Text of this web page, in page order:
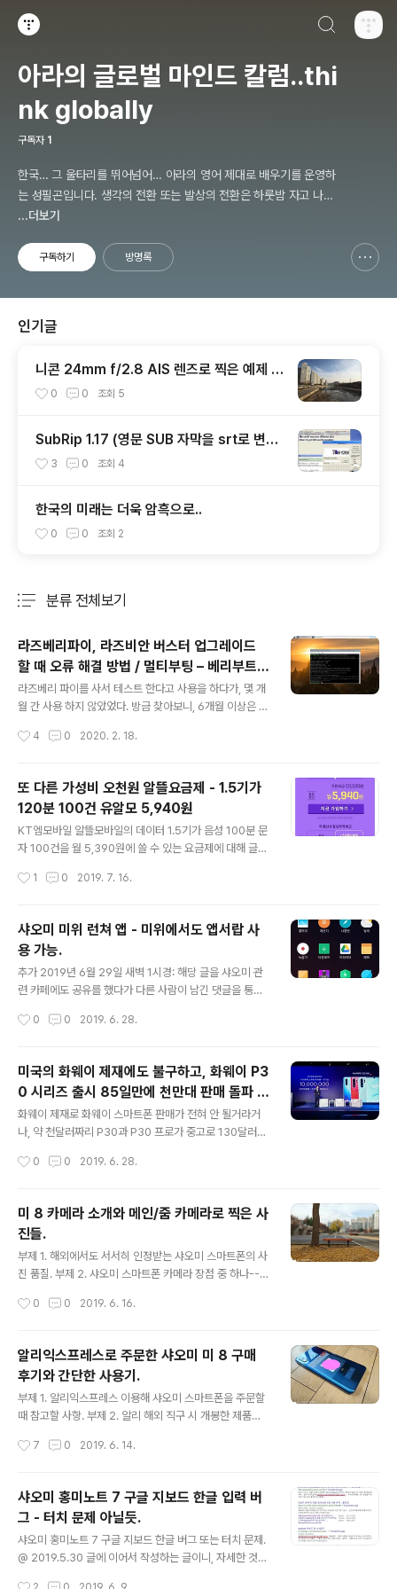
아라의 글로벌 마인드 칼럼..thi
nk globally
구독자 1
한국… 그 울타리를 뛰어넘어… 아라의 영어 제대로 배우기를 운영하
는 성필곤입니다. 생각의 전환 또는 발상의 전환은 하룻밤 자고 나면
이루어지는 것이 아닙니다. 배우고, 공부하고, 연구하고, 고생한 한참
...더보기
구독하기 방명록
인기글
니콘 24mm f/2.8 AIS 렌즈로 찍은 예제 사
진들.
0 0 조회 5
SubRip 1.17 (영문 SUB 자막을 srt로 변
환-OCR이용)
3 0 조회 4
한국의 미래는 더욱 암흑으로..
0 0 조회 2
분류 전체보기
라즈베리파이, 라즈비안 버스터 업그레이드
할 때 오류 해결 방법 / 멀티부팅 – 베리부트
사용 시 업그레이드 문제
라즈베리 파이를 사서 테스트 한다고 사용을 하다가, 몇 개
월 간 사용 하지 않았었다. 방금 찾아보니, 6개월 이상은 된
rry Pi Zero W)이고, 간단히 리뷰를 했었던 글이 있는데,
너무 마음에 드는데... Raspberry Pi Zero W @ 2019.
1.15 글이었다. 그러다가 최근에 사용을 해보려고 찾아보
니, 라즈비안 스트레치 (Raspbian Stretch) 였던 게 업그
레이드가 되어서 버스터(Raspbian Buster)가 라즈베리
파이 공식 홈페이지에 다운로드 페이지에 있는 것을 볼 수
페이지: https://www.r..
4 0 2020. 2. 18.
또 다른 가성비 오천원 알뜰요금제 - 1.5기가
120분 100건 유알모 5,940원
KT엠모바일 알뜰모바일의 데이터 1.5기가 음성 100분 문
자 100건을 월 5,390원에 쓸 수 있는 요금제에 대해 글을
00분 100건을 5,390원에, 가입시 월350MB를 또는 요
작년 말쯤에 글을 썼었지만, 해당 요금제가 나온지는 좀 된
걸로 보이는데, 그 무렵 다른 알뜰모바일 통신사--헬로모
바일과 유플알뜰모바일에서도 비슷한 요금제가 있었지만,
비슷한 가격인데 KT엠모바일보다 문자가 부족하거나, 데
이터가 부족하다보니, KT엠모바일 요금제가 인기가 상당
폰의 듀얼유심을(특히 샤오미 스마트폰) 이용하게 되면, 최
1 0 2019. 7. 16.
샤오미 미위 런쳐 앱 - 미위에서도 앱서랍 사
용 가능.
추가 2019년 6월 29일 새벽 1시경: 해당 글을 샤오미 관
련 카페에도 공유를 했다가 다른 사람이 남긴 댓글을 통해
게 되었다. Miui를 합쳐서 그냥 미위로 편하게 부르다보니,
샤오미의 미위(안드로이드 운영체제로 Miui이며, 미유아
이로 읽어야 정확할 것이다.)는 앱서랍이 없어서 아이폰의 i
OS 같다는 비난을 가장 많이 받아왔다. 미위의 기본 런쳐
는 홈스크린이 있고, 거기에 앱이 설치된다--아래에 보이
볼 수 있다. 왜냐하면, 앱서랍이 없기 때문이다. 기존(??) 안
0 0 2019. 6. 28.
미국의 화웨이 제재에도 불구하고, 화웨이 P3
0 시리즈 출시 85일만에 천만대 판매 돌파 등
등의 소식.
화웨이 제재로 화웨이 스마트폰 판매가 전혀 안 될거라거
나, 약 천달러짜리 P30과 P30 프로가 중고로 130달러라
다. 그리고 근거 없는 예측 또는 예상 기사를 열심히 퍼다
건가라는 생각이 들었다. 해외 스마트폰 관련 사이트에서
는 해당 기사가 핫 토픽으로 올라오는 걸로 보였다. this s
martphone series has now exceeded global shi
pment of 10 million units in just 85 days. Huawei
Central - Huawei shipped over 10 million units o
0 0 2019. 6. 28.
미 8 카메라 소개와 메인/줌 카메라로 찍은 사
진들.
부제 1. 해외에서도 서서히 인정받는 샤오미 스마트폰의 사
진 품질. 부제 2. 샤오미 스마트폰 카메라 장점 중 하나--아
레스로 주문한 샤오미 미 8 구매 후기와 간단한 사용기. @
니, 글이 길어져서 나눈 것이다. 그리고 셀피 사진과 동영상
도 같이 올렸으니, 참고하길 권한다.리려고 했으나, 길어져
서 다음에 적을 계획이다. 해외에서 인정받는 샤오미 미 8
의 사진 품질. 샤오미 미 8은 해외에서(샤오미 스마트 폰이
판매가 되지 않는 미국을 위주로 미국 언론에 많이 노출되
다. 이전 제품이나 저가 제품들에서는 약간 사진 품질이 부
0 0 2019. 6. 16.
알리익스프레스로 주문한 샤오미 미 8 구매
후기와 간단한 사용기.
부제 1. 알리익스프레스 이용해 샤오미 스마트폰을 주문할
때 참고할 사항. 부제 2. 알리 해외 직구 시 개봉한 제품에
쉽 다운 성능. 그러나 내 사용 용도에서는 오버 스펙.... 부제
신 환경--전파인증법, VOLTE. 작년 말쯤에 샀던 샤오미
미 Mi 8이긴 하지만, 샤오미의 플래그쉽 라인이어서 아직
도 성능, 카메라, 디자인, 마감 등 어느 것 하나 뒤쳐지지 않
는다. 그리고 해외 직구를 하면, 철지난 플래그쉽이어서 제
법 저렴한 가격에 구매할 수 있다.--64기가 310달러 정도
7 0 2019. 6. 14.
샤오미 홍미노트 7 구글 지보드 한글 입력 버
그 - 터치 문제 아닐듯.
샤오미 홍미노트 7 구글 지보드 한글 버그 또는 터치 문제.
@ 2019.5.30 글에 이어서 작성하는 글이니, 자세한 것은